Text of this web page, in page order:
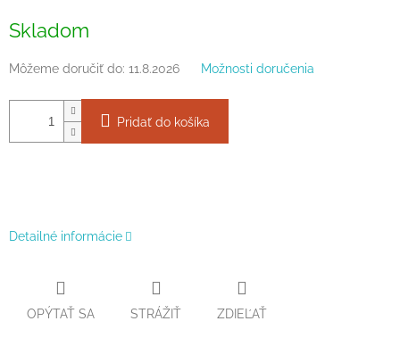
cena:
Skladom
Môžeme doručiť do: 11.8.2026 Možnosti doručenia
Pridať do košíka
Detailné informácie
OPÝTAŤ SA STRÁŽIŤ ZDIEĽAŤ